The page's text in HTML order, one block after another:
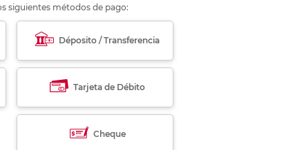
siguientes métodos de pago:
Déposito / Transferencia
Tarjeta de Débito
Cheque